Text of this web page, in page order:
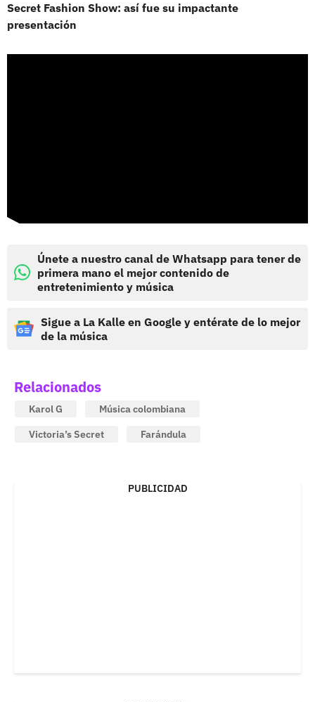
Secret Fashion Show: así fue su impactante
presentación
Únete a nuestro canal de Whatsapp para tener de
primera mano el mejor contenido de
entretenimiento y música
Sigue a La Kalle en Google y entérate de lo mejor
de la música
Relacionados
Karol G
Música colombiana
Victoria’s Secret
Farándula
PUBLICIDAD